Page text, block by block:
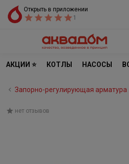
Открыть в приложении
1
АКЦИИ ⭐ КОТЛЫ НАСОСЫ
Запорно-регулирующая арматура
нет отзывов